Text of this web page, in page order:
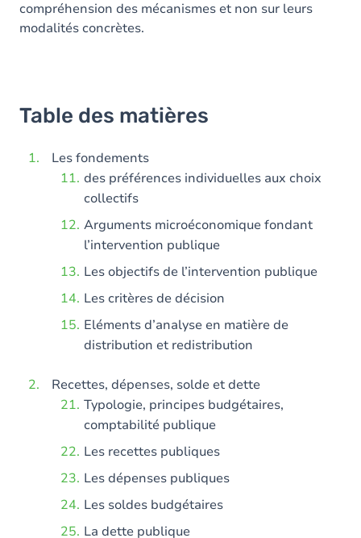
compréhension des mécanismes et non sur leurs
modalités concrètes.
Table des matières
Les fondements
des préférences individuelles aux choix
collectifs
Arguments microéconomique fondant
l’intervention publique
Les objectifs de l’intervention publique
Les critères de décision
Eléments d’analyse en matière de
distribution et redistribution
Recettes, dépenses, solde et dette
Typologie, principes budgétaires,
comptabilité publique
Les recettes publiques
Les dépenses publiques
Les soldes budgétaires
La dette publique